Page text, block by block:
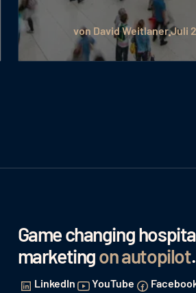
von David WeitlanerJuli
Game changing
marketingon autopilot.
LinkedIn YouTube